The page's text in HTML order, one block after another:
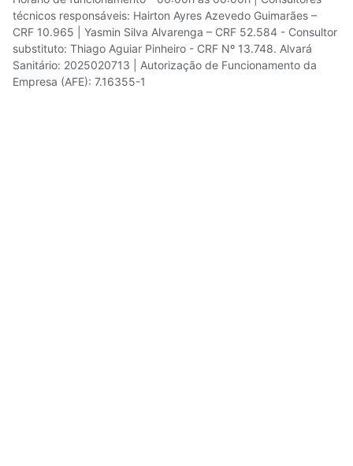
técnicos responsáveis: Hairton Ayres Azevedo Guimarães –
CRF 10.965 | Yasmin Silva Alvarenga – CRF 52.584 - Consultor
substituto: Thiago Aguiar Pinheiro - CRF Nº 13.748. Alvará
Sanitário: 2025020713 | Autorização de Funcionamento da
Empresa (AFE): 7.16355-1